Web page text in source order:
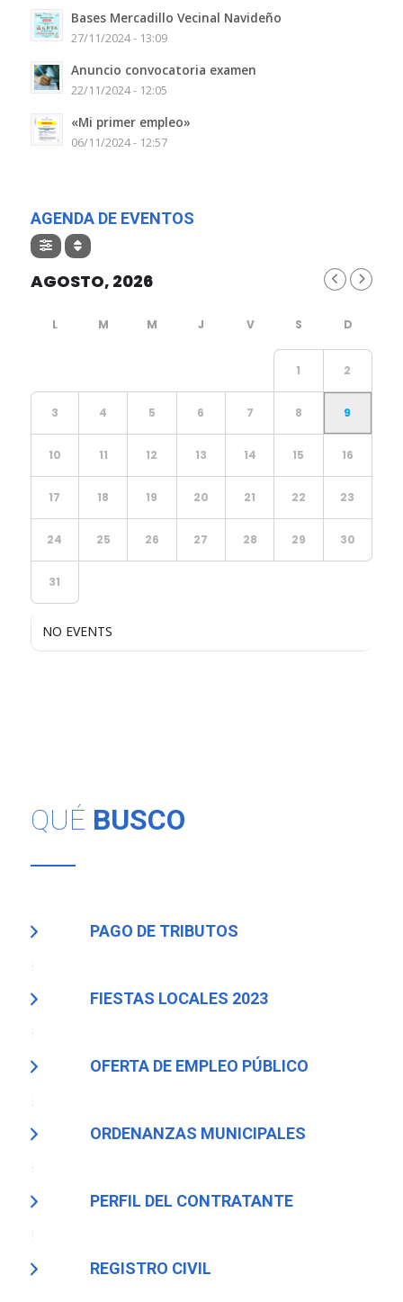
Bases Mercadillo Vecinal Navideño
27/11/2024 - 13:09
Anuncio convocatoria examen
22/11/2024 - 12:05
«Mi primer empleo»
06/11/2024 - 12:57
AGENDA DE EVENTOS
AGOSTO, 2026
1 2
3 4 5 6 7 8 9
10 11 12 13 14 15 16
17 18 19 20 21 22 23
24 25 26 27 28 29 30
31
NO EVENTS
QUÉ BUSCO
PAGO DE TRIBUTOS
FIESTAS LOCALES 2023
OFERTA DE EMPLEO PÚBLICO
ORDENANZAS MUNICIPALES
PERFIL DEL CONTRATANTE
REGISTRO CIVIL